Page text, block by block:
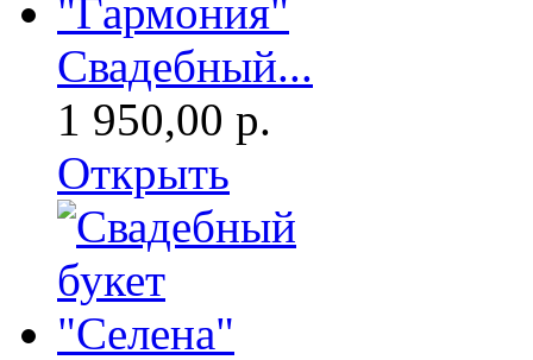
Свадебный...
1 950,00 р.
Открыть